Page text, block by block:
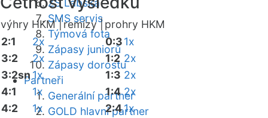
ZŠ Labská
SMS servis
Týmová fota
Zápasy juniorů
Zápasy dorostu
Partneři
Generální partner
GOLD hlavní partner
výhry HKM |remízy |prohry HKM
2:1
2x
3:2
2x
3:2sn 1x
4:1
1x
4:2
1x
0:31x
1:2 2x
1:3 2x
1:4 2x
2:41x